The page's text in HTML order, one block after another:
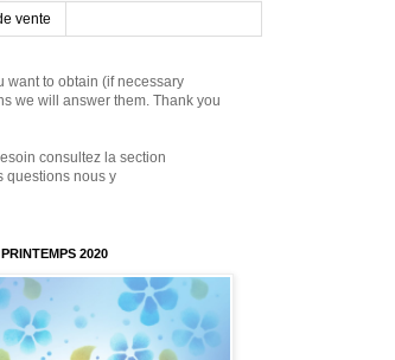
vente
want to obtain (if necessary
we will answer them. Thank you
consultez la section
questions nous y
2020